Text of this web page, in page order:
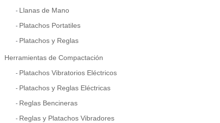
Llanas de Mano
Platachos Portatiles
Platachos y Reglas
Herramientas de Compactación
Platachos Vibratorios Eléctricos
Platachos y Reglas Eléctricas
Reglas Bencineras
Reglas y Platachos Vibradores